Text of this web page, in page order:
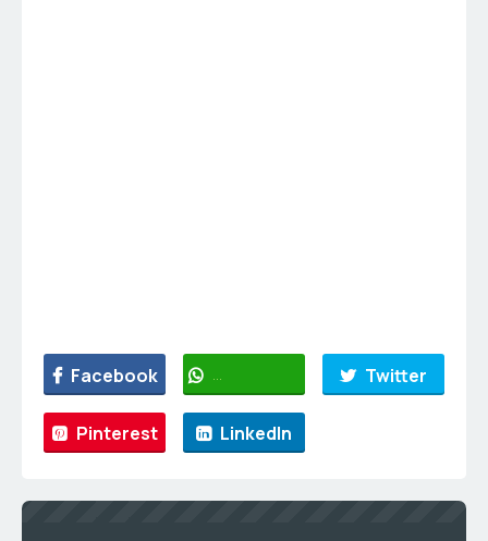
Facebook WhatsApp Twitter
Pinterest LinkedIn